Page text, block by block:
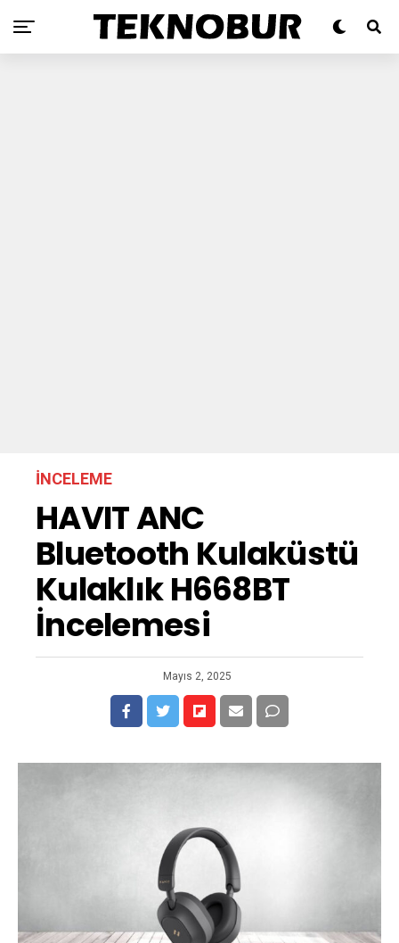
İNCELEME
HAVIT ANC
Bluetooth Kulaküstü
Kulaklık H668BT
İncelemesi
Mayıs 2, 2025